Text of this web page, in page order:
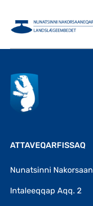
ATTAVEQARFISSAQ
Nunatsinni
Intaleeqqap Aqq. 2